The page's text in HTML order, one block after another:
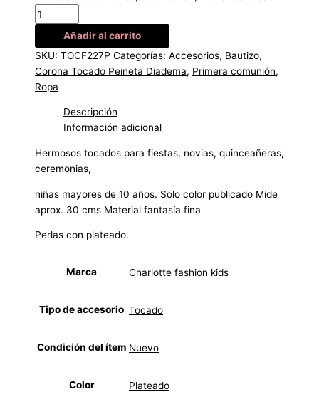
Añadir al carrito
SKU:TOCF227P Categorías:Accesorios, Bautizo,
Corona Tocado Peineta Diadema, Primera comunión,
Ropa
Descripción
Información adicional
Hermosos tocados para fiestas, novias, quinceañeras,
ceremonias,
niñas mayores de 10 años. Solo color publicado Mide
aprox. 30 cms Material fantasía fina
Perlas con plateado.
Marca Charlotte fashion kids
Tipo de accesorio Tocado
Condición del ítem Nuevo
Color Plateado